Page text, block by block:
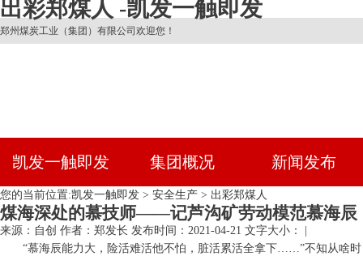
出彩郑煤人 -凯发一触即发
郑州煤炭工业（集团）有限公司欢迎您！
凯发一触即发 集团概况 新闻发布
您的当前位置:凯发一触即发 > 安全生产 > 出彩郑煤人
煤海深处的慕技师——记芦沟矿劳动模范慕海辰
来源：自创 作者：郑发长 发布时间：2021-04-21 文字大小： |
“慕海辰能力大，险活难活他不怕，脏活累活全拿下……”不知从啥时